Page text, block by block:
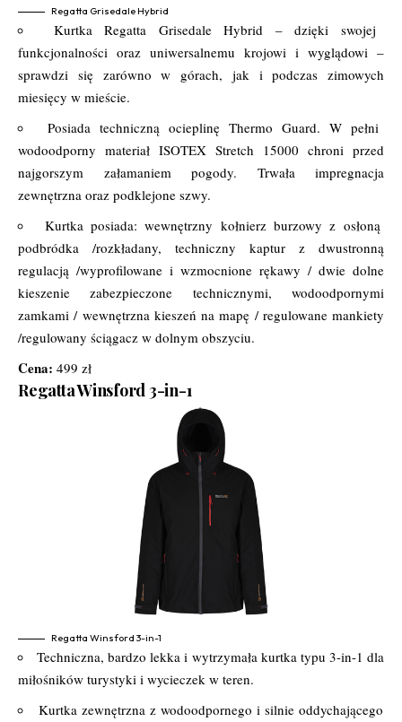
Regatta Grisedale Hybrid
Kurtka Regatta Grisedale Hybrid – dzięki swojej
funkcjonalności oraz uniwersalnemu krojowi i wyglądowi –
sprawdzi się zarówno w górach, jak i podczas zimowych
miesięcy w mieście.
Posiada techniczną ocieplinę Thermo Guard. W pełni
wodoodporny materiał ISOTEX Stretch 15000 chroni przed
najgorszym załamaniem pogody. Trwała impregnacja
zewnętrzna oraz podklejone szwy.
Kurtka posiada: wewnętrzny kołnierz burzowy z osłoną
podbródka /rozkładany, techniczny kaptur z dwustronną
regulacją /wyprofilowane i wzmocnione rękawy / dwie dolne
kieszenie zabezpieczone technicznymi, wodoodpornymi
zamkami / wewnętrzna kieszeń na mapę / regulowane mankiety
/regulowany ściągacz w dolnym obszyciu.
Cena: 499 zł
Regatta Winsford 3-in-1
Regatta Winsford 3-in-1
Techniczna, bardzo lekka i wytrzymała kurtka typu 3-in-1 dla
miłośników turystyki i wycieczek w teren.
Kurtka zewnętrzna z wodoodpornego i silnie oddychającego